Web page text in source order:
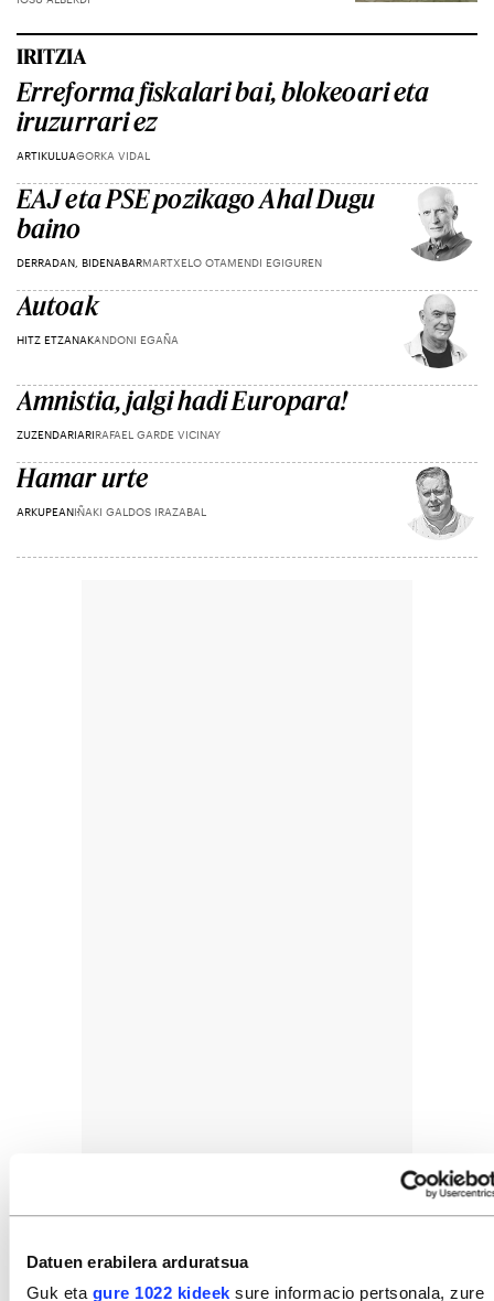
Datuen erabilera arduratsua
Guk eta gure 1022 kideek sure informacio pertsonala, zure
IRITZIA
Erreforma fiskalari bai, blokeoari eta
iruzurrari ez
ARTIKULUAGORKA VIDAL
EAJ eta PSE pozikago Ahal Dugu
baino
DERRADAN, BIDENABARMARTXELO OTAMENDI EGIGUREN
Autoak
HITZ ETZANAKANDONI EGAÑA
Amnistia, jalgi hadi Europara!
ZUZENDARIARIRAFAEL GARDE VICINAY
Hamar urte
ARKUPEANIÑAKI GALDOS IRAZABAL